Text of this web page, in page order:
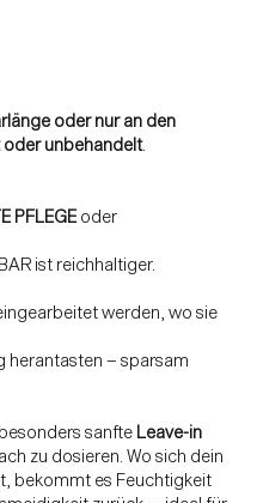
oder nur an den
unbehandelt.
PFLEGE oder
BAR ist reichhaltiger.
werden, wo sie
herantasten – sparsam
sanfte Leave-in
zu dosieren. Wo sich dein
bekommt es Feuchtigkeit